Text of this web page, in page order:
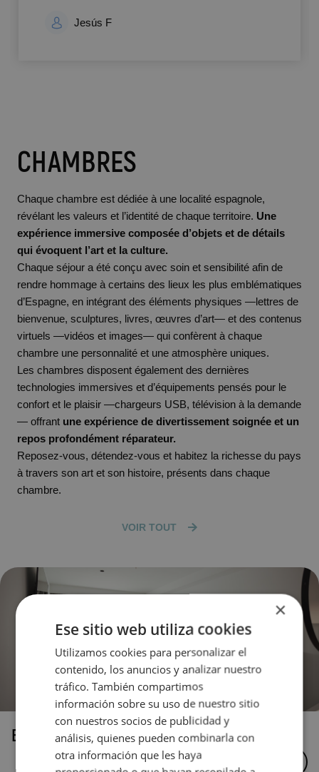
Jesús F
CHAMBRES
Chaque chambre est dédiée à une localité espagnole,
révélant les valeurs et l’identité de chaque territoire. Une
expérience immersive composée d’objets et de détails
qui évoquent l’art et la culture.
Chaque séjour a été conçu avec soin et sensibilité afin de
rendre hommage à certains des lieux les plus emblématiques
d’Espagne, en intégrant des éléments physiques —lettres de
bienvenue, sculptures, livres, œuvres d’art— et des contenus
virtuels —vidéos et images— qui confèrent à chaque
chambre une personnalité et une atmosphère uniques.
Les chambres disposent également des dernières
technologies immersives et d’équipements pensés pour le
confort et le plaisir —chargeurs USB, télévision à la demande
— offrant une expérience de divertissement soignée et un
repos profondément réparateur.
Reposez-vous, détendez-vous et habitez la richesse du pays
à travers son art et son histoire, présents dans chaque
chambre.
VOIR TOUT
ESSENCE
PLUS D'INFORMATIONS
×
Ese sitio web utiliza cookies
Utilizamos cookies para personalizar el
contenido, los anuncios y analizar nuestro
tráfico. También compartimos
información sobre su uso de nuestro sitio
con nuestros socios de publicidad y
análisis, quienes pueden combinarla con
otra información que les haya